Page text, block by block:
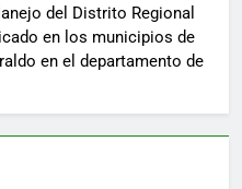
del Distrito Regional
en los municipios de
en el departamento de